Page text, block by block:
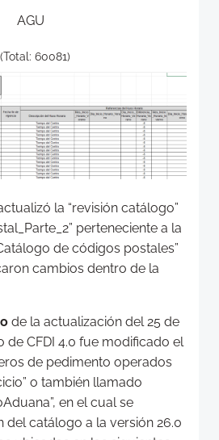
AGU
60081)
la “revisión catálogo”
perteneciente a la
de códigos postales”
cambios dentro de la
de la actualización del 25 de
de CFDI 4.0 fue modificado el
de pedimento operados
o también llamado
en el cual se
del catálogo a la versión 26.0